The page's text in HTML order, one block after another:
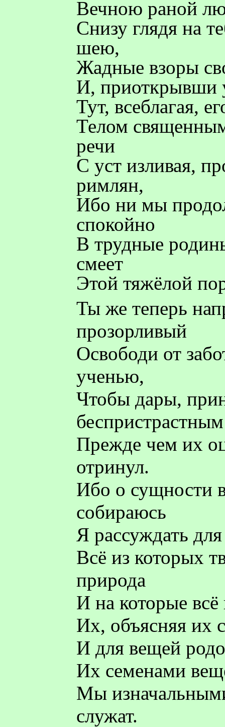
Вечною раной
Снизу глядя на
шею,
Жадные взоры
И, приоткрывши
Тут, всеблагая,
Телом
речи
С уст изливая,
римлян,
Ибо ни мы
спокойно
В трудные
смеет
Этой тяжёлой
Ты же теперь
прозорливый
Освободи от
ученью,
Чтобы дары,
Прежде чем их
отринул.
Ибо о сущности
собираюсь
Я рассуждать
Всё из которых
природа
И на которые всё
Их, объясняя их
И для вещей
Их семенами
Мы
служат.